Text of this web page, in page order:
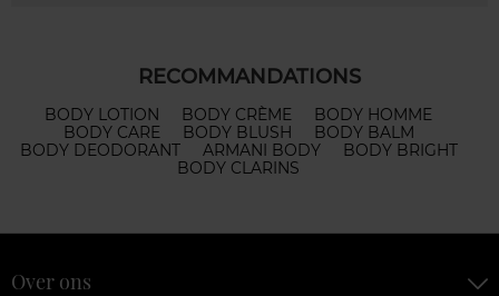
RECOMMANDATIONS
BODY LOTION BODY CRÈME
BODY HOMME
BODY CARE
BODY BLUSH
BODY BALM
BODY DEODORANT
ARMANI BODY
BODY BRIGHT
BODY CLARINS
Over ons